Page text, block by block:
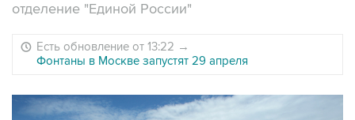
отделение "Единой России"
Есть обновление от 13:22 →
Фонтаны в Москве запустят 29 апреля